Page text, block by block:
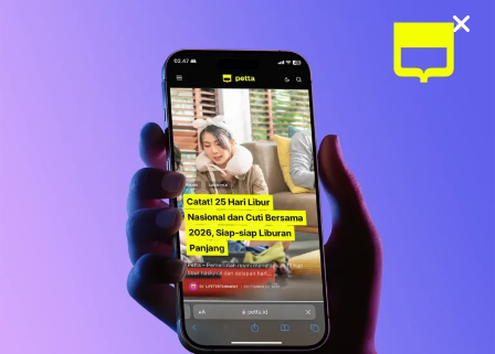
DESEMBER 16, 2024
Konten Populer
ENTERTAINMENT
Beban Utang Rp15 Juta Bikin Iqbaal
Ramadhan Nekat Jualan Gorengan di
Makassar